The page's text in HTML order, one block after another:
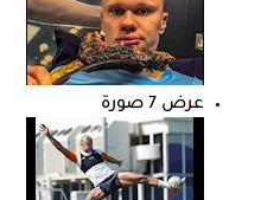
عرض 7 صورة